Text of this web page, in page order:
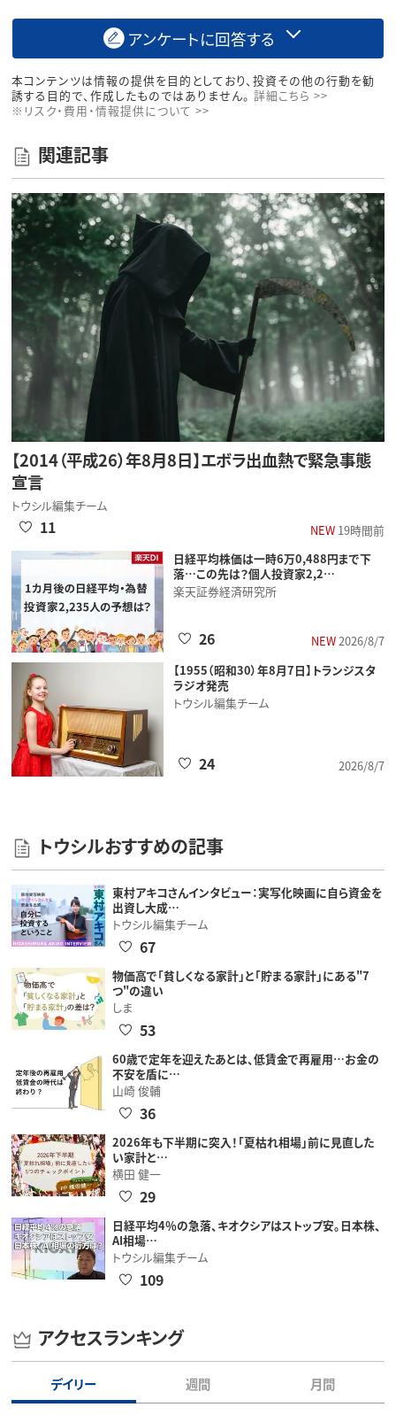
アンケートに回答する
本コンテンツは情報の提供を目的としており、投資その他の行動を勧
誘する目的で、作成したものではありません。 詳細こちら >>
※リスク・費用・情報提供について >>
関連記事
【2014（平成26）年8月8日】エボラ出血熱で緊急事態
宣言
トウシル編集チーム
NEW19時間前
11
日経平均株価は一時6万0,488円まで下
落…この先は？個人投資家2,2…
楽天証券経済研究所
NEW2026/8/7
26
【1955（昭和30）年8月7日】トランジスタ
ラジオ発売
トウシル編集チーム
2026/8/7
24
トウシルおすすめの記事
東村アキコさんインタビュー：実写化映画に自ら資金を
出資し大成…
トウシル編集チーム
67
物価高で「貧しくなる家計」と「貯まる家計」にある"7
つ"の違い
しま
53
60歳で定年を迎えたあとは、低賃金で再雇用…お金の
不安を盾に…
山崎 俊輔
36
2026年も下半期に突入！「夏枯れ相場」前に見直した
い家計と…
横田 健一
29
日経平均4％の急落、キオクシアはストップ安。日本株、
AI相場…
トウシル編集チーム
109
アクセスランキング
デイリー 週間 月間